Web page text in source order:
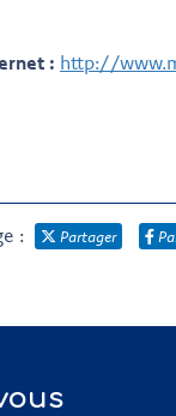
: http://
: Partager